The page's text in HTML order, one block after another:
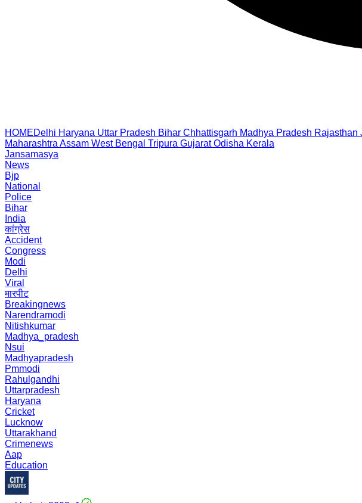
HOMEDelhi Haryana Uttar Pradesh Bihar Chhattisgarh Madhya Pradesh Rajasthan
Maharashtra Assam West Bengal Tripura Gujarat Odisha Kerala
Jansamasya
News
Bjp
National
Police
Bihar
India
कांग्रेस
Accident
Congress
Modi
Delhi
Viral
मारपीट
Breakingnews
Narendramodi
Nitishkumar
Madhya_pradesh
Nsui
Madhyapradesh
Pmmodi
Rahulgandhi
Uttarpradesh
Haryana
Cricket
Lucknow
Uttarakhand
Crimenews
Aap
Education